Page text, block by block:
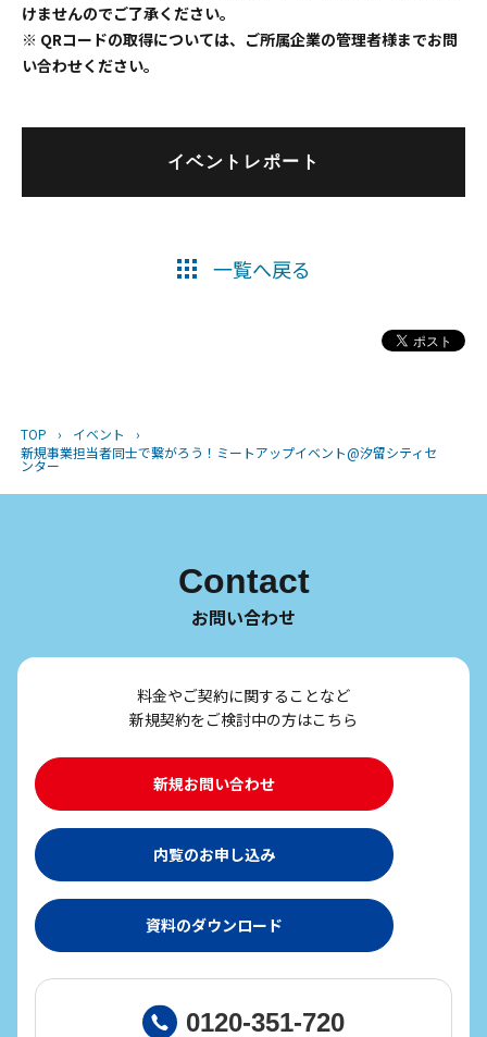
けませんのでご了承ください。
※ QRコードの取得については、ご所属企業の管理者様までお問
い合わせください。
イベントレポート
一覧へ戻る
TOP › イベント
›
新規事業担当者同士で繋がろう！ミートアップイベント@汐留シティセ
ンター
Contact
お問い合わせ
料金やご契約に関することなど
新規契約をご検討中の方はこちら
新規お問い合わせ
内覧のお申し込み
資料のダウンロード
0120-351-720